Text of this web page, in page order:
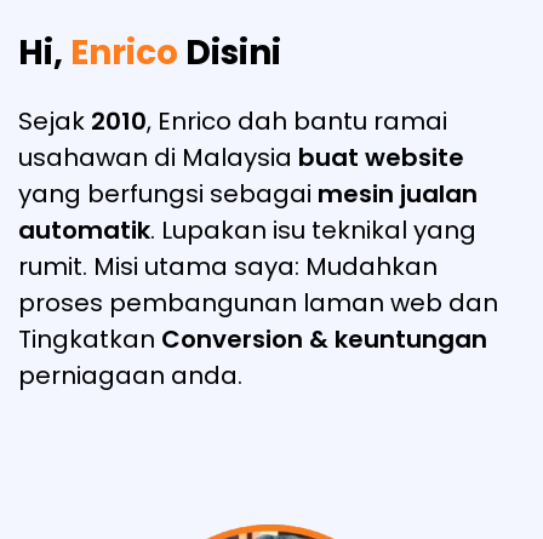
Hi, Enrico Disini
Sejak 2010, Enrico dah bantu ramai
usahawan di Malaysia buat website
yang berfungsi sebagai mesin jualan
automatik. Lupakan isu teknikal yang
rumit. Misi utama saya: Mudahkan
proses pembangunan laman web dan
Tingkatkan Conversion & keuntungan
perniagaan anda.